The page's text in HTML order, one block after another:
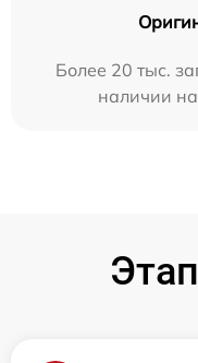
Более 20 тыс.
наличии